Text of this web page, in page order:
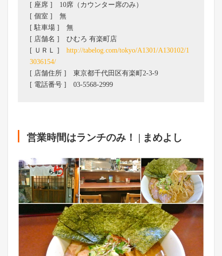
[ 座席 ] 10席（カウンター席のみ）
[ 個室 ] 無
[ 駐車場 ] 無
[ 店舗名 ] ひむろ 有楽町店
[ ＵＲＬ ] http://tabelog.com/tokyo/A1301/A130102/1
3036154/
[ 店舗住所 ] 東京都千代田区有楽町2-3-9
[ 電話番号 ] 03-5568-2999
営業時間はランチのみ！ | まめよし